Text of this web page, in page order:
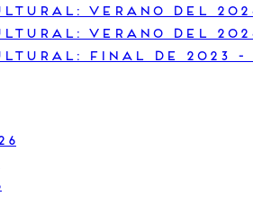
verano del
verano del 2024
final de 2023 -